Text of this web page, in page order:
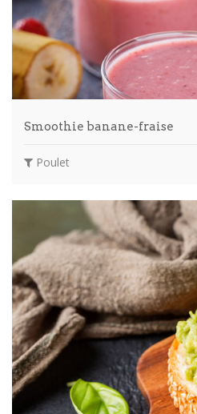
Smoothie banane-fraise
Poulet